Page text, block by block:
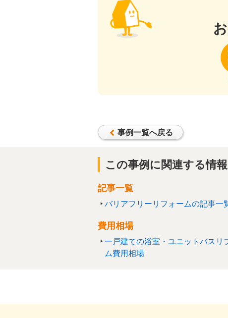
事例一覧へ戻る
この事例に関連する情
記事一覧
バリアフリーリフォームの記事一
費用相場
一戸建ての浴室・ユニットバスリ
ム費用相場